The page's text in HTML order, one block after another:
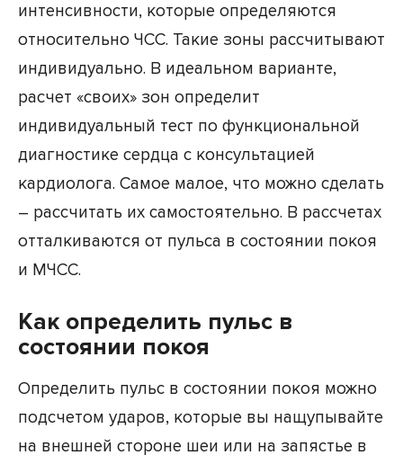
интенсивности, которые определяются
относительно ЧСС. Такие зоны рассчитывают
индивидуально. В идеальном варианте,
расчет «своих» зон определит
индивидуальный тест по функциональной
диагностике сердца с консультацией
кардиолога. Самое малое, что можно сделать
– рассчитать их самостоятельно. В рассчетах
отталкиваются от пульса в состоянии покоя
и МЧСС.
Как определить пульс в
состоянии покоя
Определить пульс в состоянии покоя можно
подсчетом ударов, которые вы нащупывайте
на внешней стороне шеи или на запястье в